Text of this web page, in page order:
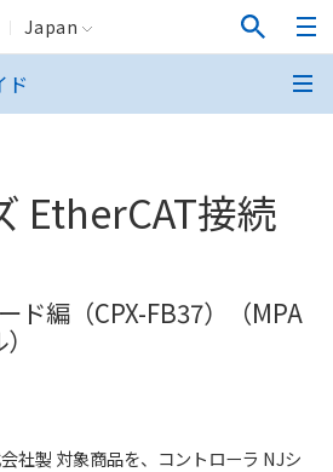
Japan
ド
EtherCAT接続
ド編（CPX-FB37）（MPA
社製 対象商品を、コントローラ NJシ